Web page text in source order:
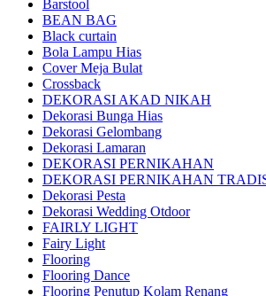
Barstool
BEAN BAG
Black curtain
Bola Lampu Hias
Cover Meja Bulat
Crossback
DEKORASI AKAD NIKAH
Dekorasi Bunga Hias
Dekorasi Gelombang
Dekorasi Lamaran
DEKORASI PERNIKAHAN
DEKORASI PERNIKAHAN
Dekorasi Pesta
Dekorasi Wedding Otdoor
FAIRLY LIGHT
Fairy Light
Flooring
Flooring Dance
Flooring Penutup Kolam Renang